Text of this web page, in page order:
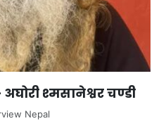
श्मसानेश्वर चण्डी
Nepal